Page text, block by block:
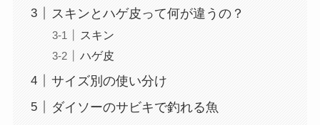
スキンとハゲ皮って何が違うの？
スキン
ハゲ皮
サイズ別の使い分け
ダイソーのサビキで釣れる魚